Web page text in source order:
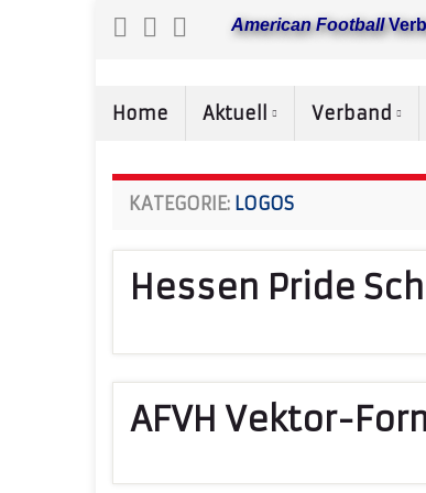
American Football
Home Aktuell Verband
KATEGORIE: LOGOS
Hessen Pride
AFVH Vektor-